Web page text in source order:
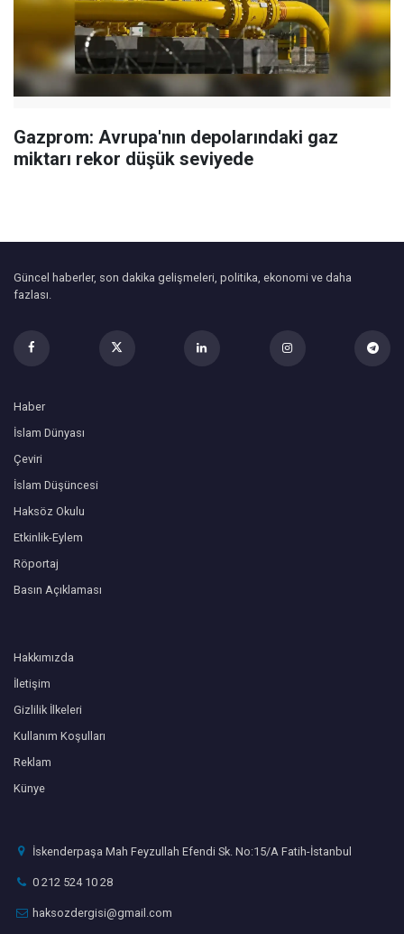
Gazprom: Avrupa'nın depolarındaki gaz
miktarı rekor düşük seviyede
Güncel haberler, son dakika gelişmeleri, politika, ekonomi ve daha
fazlası.
Haber
İslam Dünyası
Çeviri
İslam Düşüncesi
Haksöz Okulu
Etkinlik-Eylem
Röportaj
Basın Açıklaması
Hakkımızda
İletişim
Gizlilik İlkeleri
Kullanım Koşulları
Reklam
Künye
İskenderpaşa Mah Feyzullah Efendi Sk. No:15/A Fatih-İstanbul
0 212 524 10 28
haksozdergisi@gmail.com